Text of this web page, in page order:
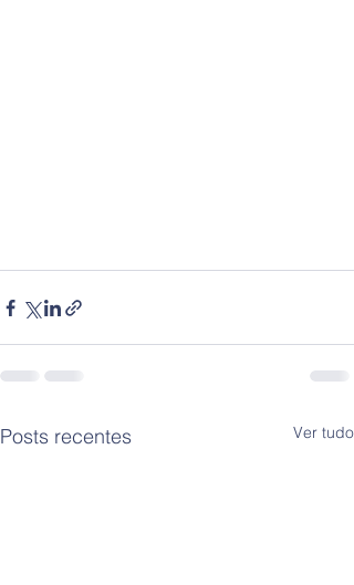
Posts recentes Ver tudo